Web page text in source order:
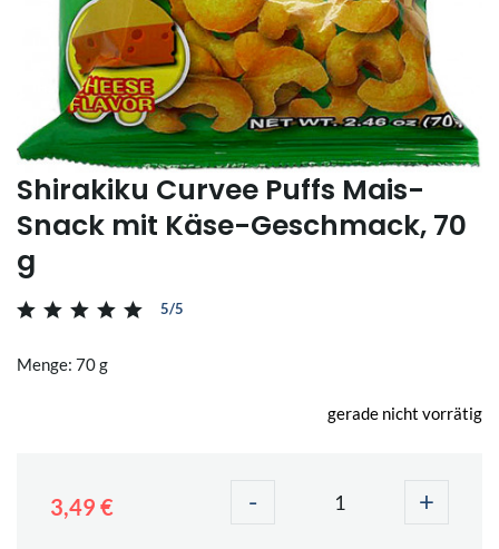
Shirakiku Curvee Puffs Mais-
Snack mit Käse-Geschmack, 70
g
5/5
Menge: 70 g
gerade nicht vorrätig
3,49 € - +